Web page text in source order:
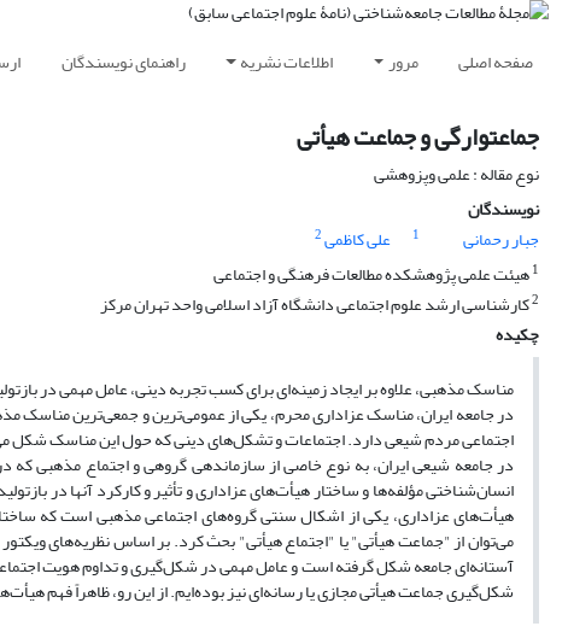
صفحه اصلی مرور اطلاعات نشریه راهنمای نویسندگان
جماعت‏وارگی و جماعت هیأتی
نوع مقاله : علمی وپزوهشی
نویسندگان
جبار رحمانی
1 علی کاظمی2
1هیئت علمی پژوهشکده مطالعات فرهنگی و اجتماعی
2کارشناسی ارشد علوم اجتماعی دانشگاه آزاد اسلامی واحد تهران مرکز
چکیده
مناسک مذهبی، علاوه بر ایجاد زمینه‌ای برای کسب تجربه دینی، عامل مهمی در
در جامعه ایران، مناسک عزاداری محرم، یکی از عمومی‌ترین و جمعی‌ترین مناسک
اجتماعی مردم شیعی دارد. اجتماعات و تشکل‌های دینی که حول این مناسک شکل
در جامعه شیعی ایران، به نوع خاصی از سازماندهی گروهی و اجتماع مذهبی
انسان‌شناختی مؤلفه‌ها و ساختار هیأت‌های عزاداری و تأثیر و کارکرد آنها در
هیأت‌های عزاداری، یکی از اشکال سنتی گروه‌های اجتماعی مذهبی است که
می‌توان از "جماعت هیأتی" یا "اجتماع هیأتی" بحث کرد. بر اساس نظریه‌های
آستانه‌ای جامعه شکل گرفته‌ است و عامل مهمی در شکل‌گیری و تداوم هویت
شکل‌گیری جماعت هیأتی مجازی یا رسانه‌ای نیز بوده‌ایم. از این رو، ظاهراً فهم